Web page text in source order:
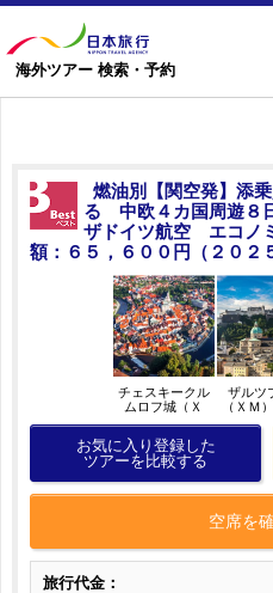
海外ツアー 検索・予約
燃油別【関空発】添
る 中欧４カ国周遊８
ザドイツ航空 エコノ
額：６５，６００円（２０２
チェスキークル
ムロフ城（Ｘ
ザルツ
（ＸＭ
お気に入り登録した
ツアーを比較する
空席を
旅行代金：